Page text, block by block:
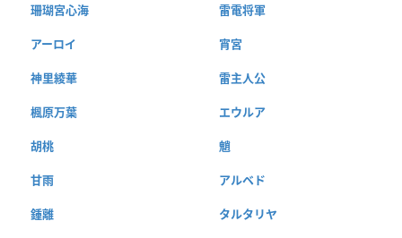
珊瑚宮心海 雷電将軍
アーロイ 宵宮
神里綾華 雷主人公
楓原万葉 エウルア
胡桃 魈
甘雨 アルベド
鍾離 タルタリヤ